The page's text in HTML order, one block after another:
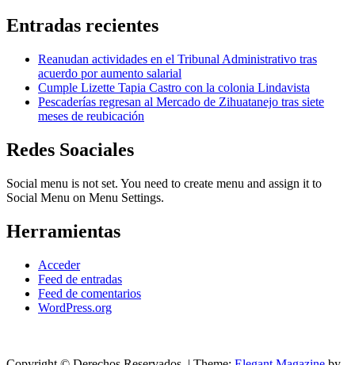
Entradas recientes
Reanudan actividades en el Tribunal Administrativo tras
acuerdo por aumento salarial
Cumple Lizette Tapia Castro con la colonia Lindavista
Pescaderías regresan al Mercado de Zihuatanejo tras siete
meses de reubicación
Redes Soaciales
Social menu is not set. You need to create menu and assign it to
Social Menu on Menu Settings.
Herramientas
Acceder
Feed de entradas
Feed de comentarios
WordPress.org